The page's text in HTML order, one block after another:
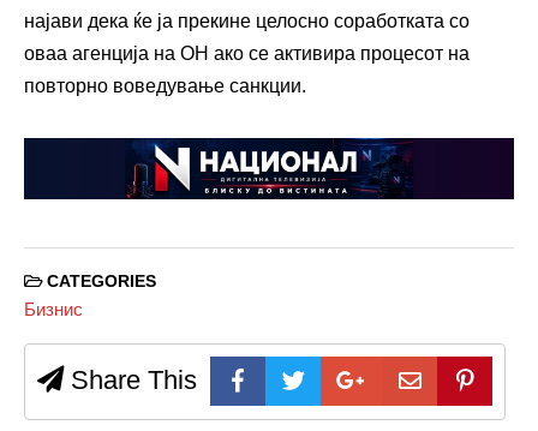
најави дека ќе ја прекине целосно соработката со
оваа агенција на ОН ако се активира процесот на
повторно воведување санкции.
CATEGORIES
Бизнис
Share This